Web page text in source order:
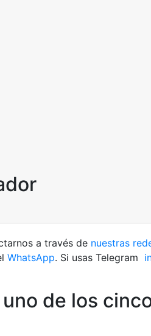
a través de nuestras
WhatsApp. Si usas Telegram
de los